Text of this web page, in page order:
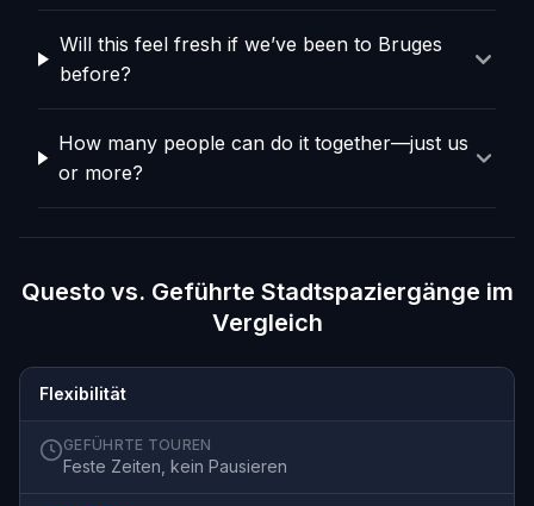
Will this feel fresh if we’ve been to Bruges
before?
How many people can do it together—just us
or more?
Questo vs. Geführte Stadtspaziergänge im
Vergleich
Flexibilität
GEFÜHRTE TOUREN
Feste Zeiten, kein Pausieren